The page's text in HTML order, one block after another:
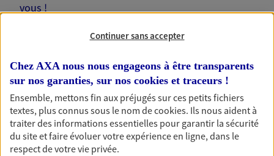
vous !
Nos offres phares
Épargne
Continuer sans accepter
Chez AXA nous nous engageons à être transparents
sur nos garanties, sur nos cookies et traceurs !
Ensemble, mettons fin aux préjugés sur ces petits fichiers
textes, plus connus sous le nom decookies. Ils nous aident à
traiter des informations essentielles pour garantir la sécurité
du site et faire évoluer votre expérience en ligne, dans le
respect de votre vie privée.